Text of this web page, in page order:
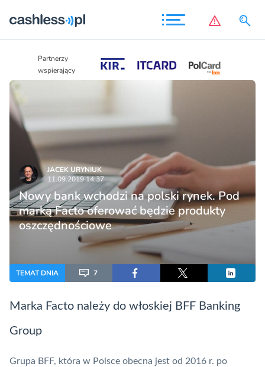
Partnerzy
wspierający
JACEK URYNIUK
11.09.2019 14:37
Nowy bank wchodzi na polski rynek. Pod
marką Facto oferować będzie produkty
oszczędnościowe
TEMAT DNIA 7
Marka Facto należy do włoskiej BFF Banking
Group
Grupa BFF, która w Polsce obecna jest od 2016 r. po